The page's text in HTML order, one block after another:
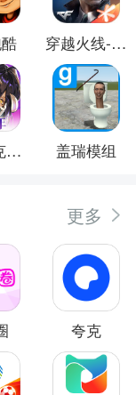
穿越火线-枪战王者
纳萨力克之王 盖瑞模组
更多
夸克